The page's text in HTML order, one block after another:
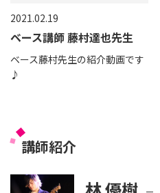
2021.02.19
ベース講師 藤村達也先生
ベース藤村先生の紹介動画です
♪
講師紹介